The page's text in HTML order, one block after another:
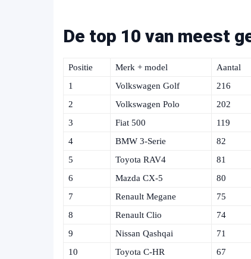
De top 10 van meest
Positie Merk + model Aantal
1
Volkswagen Golf 216
2
Volkswagen Polo 202
3
Fiat 500 119
4
BMW 3-Serie 82
5
Toyota RAV4 81
6
Mazda CX-5 80
7
Renault Megane 75
8
Renault Clio 74
9
Nissan Qashqai 71
10
Toyota C-HR 67